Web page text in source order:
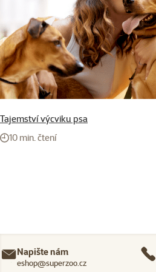
Tajemství výcviku psa
10 min. čtení
Napište nám
eshop@superzoo.cz